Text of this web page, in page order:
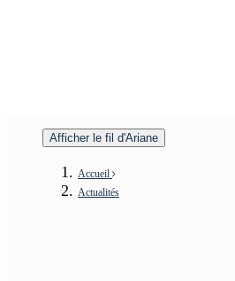
Afficher le fil d'Ariane
Accueil
Actualités